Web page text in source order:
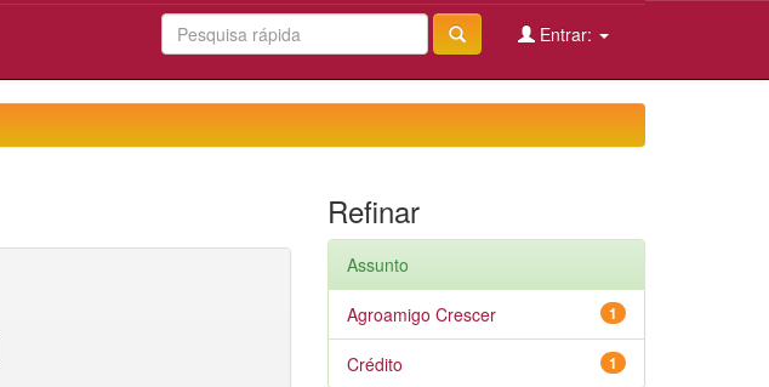
Entrar:
Refinar
Assunto
1
Agroamigo Crescer
1
Crédito